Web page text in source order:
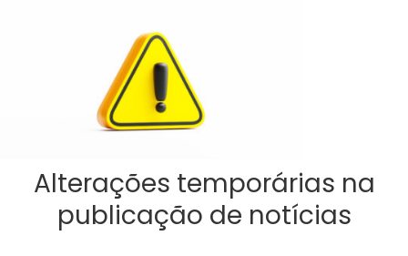
Alterações temporárias na
publicação de notícias